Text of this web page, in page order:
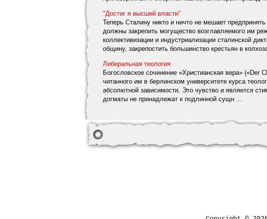
"Достиг я высшей власти"
Теперь Сталину никто и ничто не мешает
должны закрепить могущество возглавляемого им
коллективизации и индустриализации сталинской
общину, закрепостить большинство крестьян в
Либеральная теология
Богословское сочинение «Христианская вера» («Der
читанного им в берлинском университете курса
абсолютной зависимости. Это чувство и является
догматы не принадлежат к подлинной сущн ...